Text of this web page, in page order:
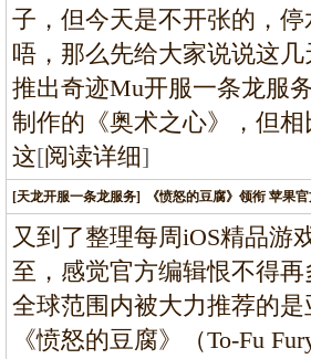
子，但今天是不开张的，
唔，那么先给大家说说这
推出奇迹Mu开服一条龙服
制作的《奥术之心》，但
这[阅读详细]
[天龙开服一条龙服务] 《愤怒的豆腐》领衔 苹果
又到了整理每周iOS精品游
至，感觉官方编辑恨不得
全球范围内被大力推荐的
《愤怒的豆腐》（To-Fu